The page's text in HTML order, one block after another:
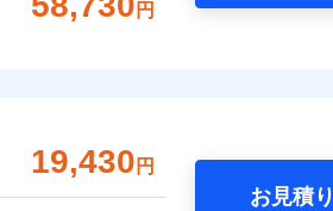
円
19,430 円
お見積り